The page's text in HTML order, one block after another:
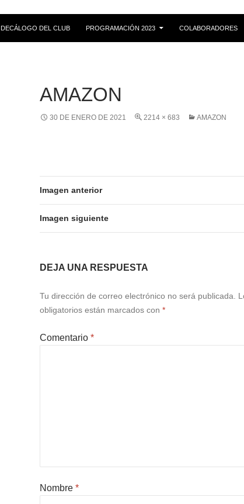
DECÁLOGO DEL CLUB PROGRAMACIÓN 2023 COLABORADORES
AMAZON
30 DE ENERO DE 2021 2214 × 683 AMAZON
Imagen anterior
Imagen siguiente
DEJA UNA RESPUESTA
Tu dirección de correo electrónico no será publicada.
obligatorios están marcados con *
Comentario *
Nombre *